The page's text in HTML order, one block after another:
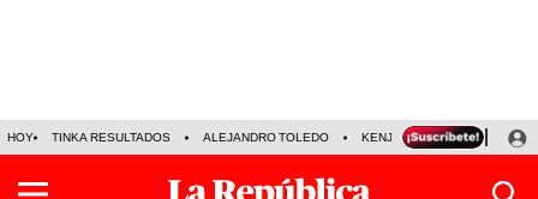
HOY TINKA RESULTADOS ALEJANDRO TOLEDO KENJI FUJIMORI